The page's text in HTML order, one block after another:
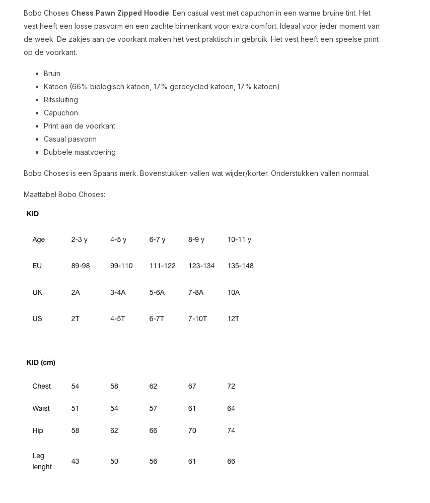
Bobo Choses Chess Pawn Zipped Hoodie. Een casual vest met capuchon in een warme bruine tint. Het
vest heeft een losse pasvorm en een zachte binnenkant voor extra comfort. Ideaal voor ieder moment van
de week. De zakjes aan de voorkant maken het vest praktisch in gebruik. Het vest heeft een speelse print
op de voorkant.
Bruin
Katoen (66% biologisch katoen, 17% gerecycled katoen, 17% katoen)
Ritssluiting
Capuchon
Print aan de voorkant
Casual pasvorm
Dubbele maatvoering
Bobo Choses is een Spaans merk. Bovenstukken vallen wat wijder/korter. Onderstukken vallen normaal.
Maattabel Bobo Choses: